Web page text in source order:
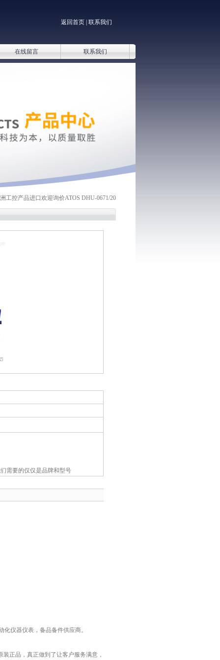
返回首页 联系我们
在线留言 联系我们
工控产品进口欢迎询价ATOS DHU-0671/20
需要的仅仅是品牌和型号
化仪器仪表，备品备件供应商。
正品，真正做到了让客户服务满意，